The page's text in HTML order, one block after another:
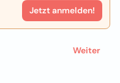
Jetzt anmelden!
Weiter